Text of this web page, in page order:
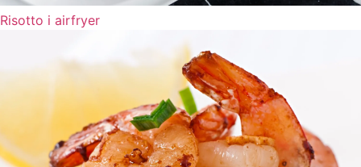
Risotto i airfryer